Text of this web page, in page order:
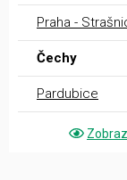
Praha -
Čechy
Pardubice